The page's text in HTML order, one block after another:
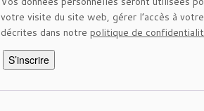
votre visite du site web, gérer l’accès à
décrites dans notre politique de
S’inscrire